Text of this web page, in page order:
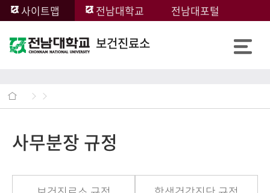
사이트맵 전남대학교 전남대포털
보건진료소
사무분장 규정